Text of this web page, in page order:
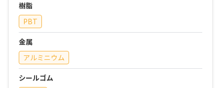
樹脂
PBT
金属
アルミニウム
シールゴム